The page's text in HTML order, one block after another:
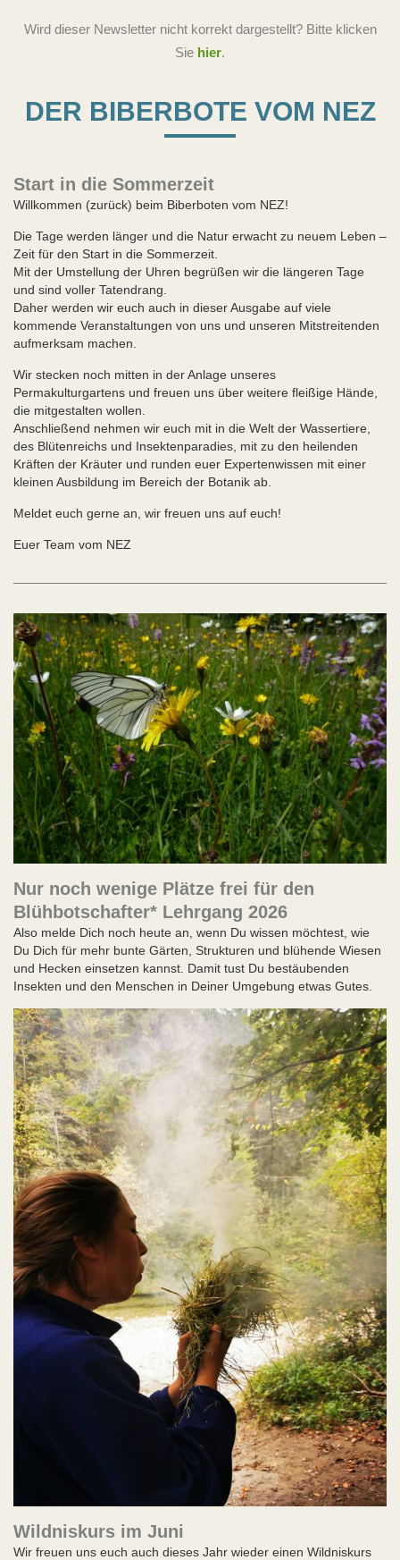
Wird dieser Newsletter nicht korrekt dargestellt? Bitte klicken
Sie hier.
DER BIBERBOTE VOM NEZ
Start in die Sommerzeit
Willkommen (zurück) beim Biberboten vom NEZ!
Die Tage werden länger und die Natur erwacht zu neuem Leben –
Zeit für den Start in die Sommerzeit.
Mit der Umstellung der Uhren begrüßen wir die längeren Tage
und sind voller Tatendrang.
Daher werden wir euch auch in dieser Ausgabe auf viele
kommende Veranstaltungen von uns und unseren Mitstreitenden
aufmerksam machen.
Wir stecken noch mitten in der Anlage unseres
Permakulturgartens und freuen uns über weitere fleißige Hände,
die mitgestalten wollen.
Anschließend nehmen wir euch mit in die Welt der Wassertiere,
des Blütenreichs und Insektenparadies, mit zu den heilenden
Kräften der Kräuter und runden euer Expertenwissen mit einer
kleinen Ausbildung im Bereich der Botanik ab.
Meldet euch gerne an, wir freuen uns auf euch!
Euer Team vom NEZ
Nur noch wenige Plätze frei für den
Blühbotschafter* Lehrgang 2026
Also melde Dich noch heute an, wenn Du wissen möchtest, wie
Du Dich für mehr bunte Gärten, Strukturen und blühende Wiesen
und Hecken einsetzen kannst. Damit tust Du bestäubenden
Insekten und den Menschen in Deiner Umgebung etwas Gutes.
Wildniskurs im Juni
Wir freuen uns euch auch dieses Jahr wieder einen Wildniskurs